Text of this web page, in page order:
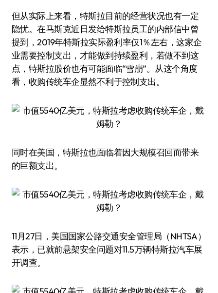
但从实际上来看，特斯拉目前的经营状况也有一定
隐忧。在马斯克近日发给特斯拉员工的内部信中曾
提到，2019年特斯拉实际盈利率仅1％左右，这家企
业需要控制支出，才能做到持续盈利，若做不到这
点，特斯拉股价也有可能面临“雪崩”。从这个角度
看，收购传统车企显然不利于控制支出。
同时在美国，特斯拉也面临着因大规模召回而带来
的巨额支出。
11月27日，美国国家公路交通安全管理局（NHTSA）
表示，已就前悬架安全问题对11.5万辆特斯拉汽车展
开调查。